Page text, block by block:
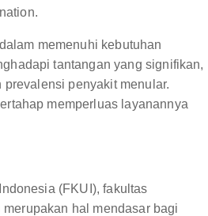
memenuhi kebutuhan
tantangan yang signifikan,
penyakit menular.
memperluas layanannya
(FKUI), fakultas
hal mendasar bagi